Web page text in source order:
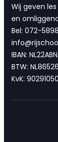
Wij geven
en
Bel: 072-
IBAN:
BTW:
KvK: 90291050